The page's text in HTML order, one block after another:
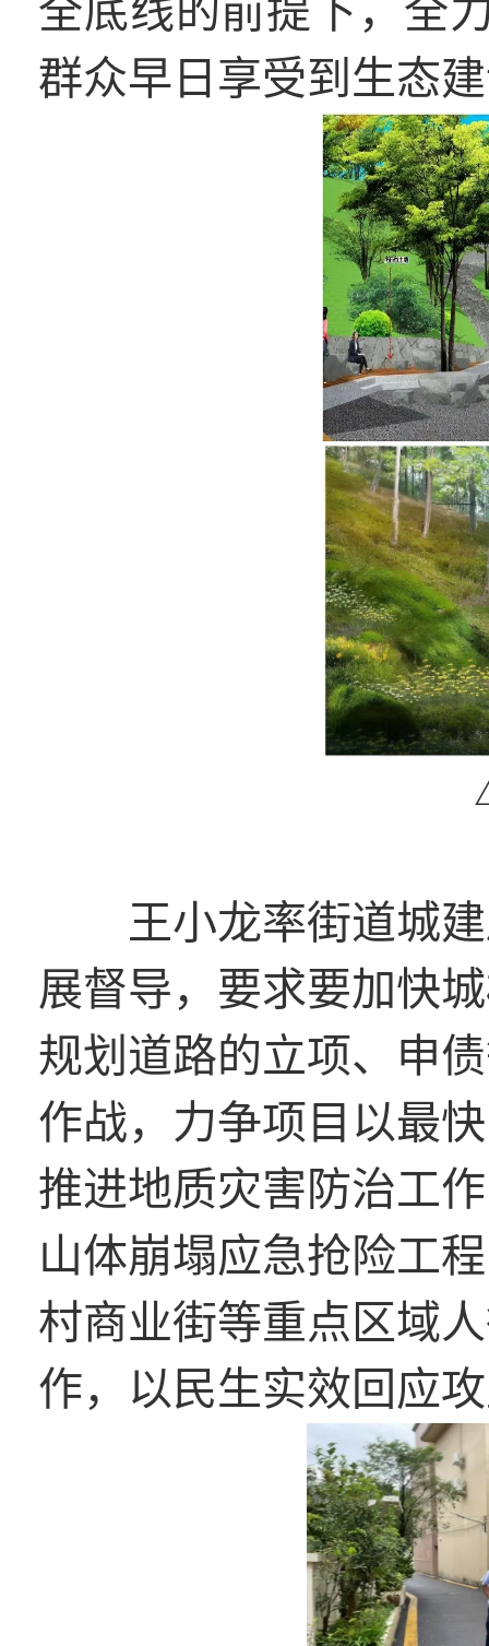
全底线的前提下，全
群众早日享受到生态
王小龙率街道城建
展督导，要求要加快
规划道路的立项、申
作战，力争项目以最
推进地质灾害防治工
山体崩塌应急抢险工
村商业街等重点区域
作，以民生实效回应